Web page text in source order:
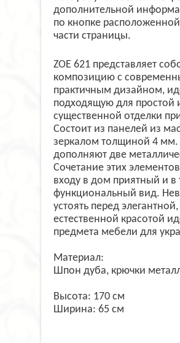
дополнительной
по кнопке
части страницы.
ZOE 621 представляет
композицию с
практичным дизайном,
подходящую для простой
существенной отделки
Cостоит из панелей из
зеркалом толщиной 4
дополняют две
Сочетание этих
входу в дом приятный и в
функциональный вид.
устоять перед
естественной красотой
предмета мебели для
Материал:
Шпон дуба, крючки
Высота: 170 см
Ширина: 65 см